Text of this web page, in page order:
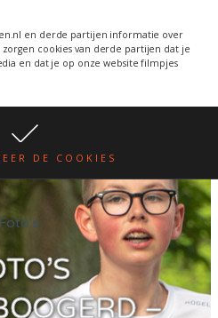
en derde partijen informatie over
cookies van derde partijen dat je
en dat je op onze website filmpjes
DE COOKIES
Foto's
–